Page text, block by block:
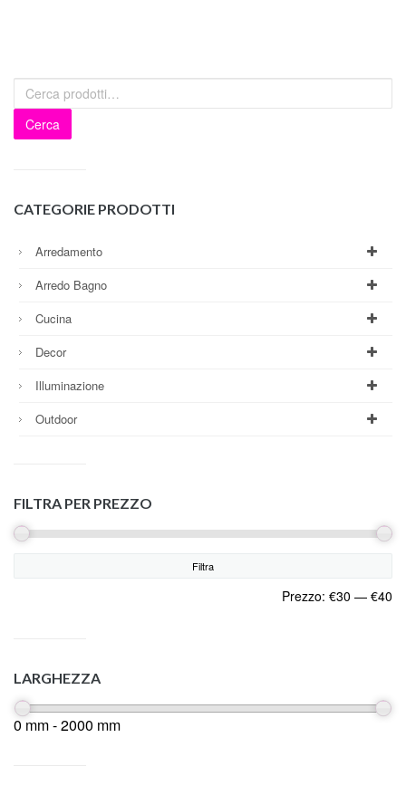
Cerca
CATEGORIE PRODOTTI
Arredamento
Arredo Bagno
Cucina
Decor
Illuminazione
Outdoor
FILTRA PER PREZZO
Filtra
Prezzo: €30 — €40
LARGHEZZA
0 mm - 2000 mm